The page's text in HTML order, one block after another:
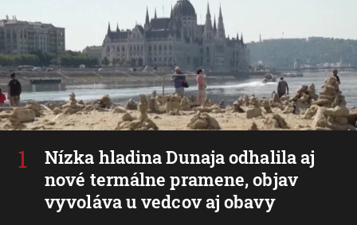
Nízka hladina Dunaja odhalila aj
nové termálne pramene, objav
vyvoláva u vedcov aj obavy